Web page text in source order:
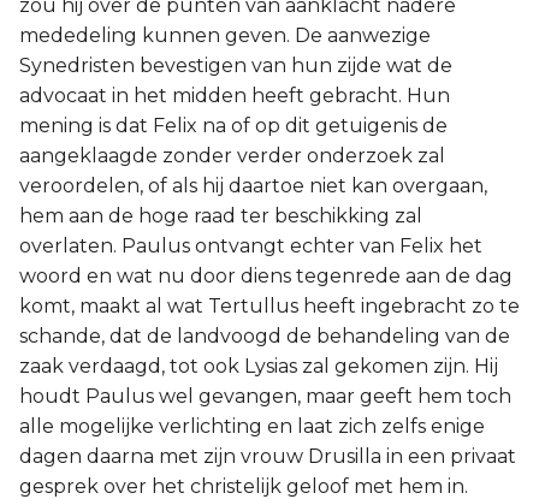
zou hij over de punten van aanklacht nadere
mededeling kunnen geven. De aanwezige
Synedristen bevestigen van hun zijde wat de
advocaat in het midden heeft gebracht. Hun
mening is dat Felix na of op dit getuigenis de
aangeklaagde zonder verder onderzoek zal
veroordelen, of als hij daartoe niet kan overgaan,
hem aan de hoge raad ter beschikking zal
overlaten. Paulus ontvangt echter van Felix het
woord en wat nu door diens tegenrede aan de dag
komt, maakt al wat Tertullus heeft ingebracht zo te
schande, dat de landvoogd de behandeling van de
zaak verdaagd, tot ook Lysias zal gekomen zijn. Hij
houdt Paulus wel gevangen, maar geeft hem toch
alle mogelijke verlichting en laat zich zelfs enige
dagen daarna met zijn vrouw Drusilla in een privaat
gesprek over het christelijk geloof met hem in.